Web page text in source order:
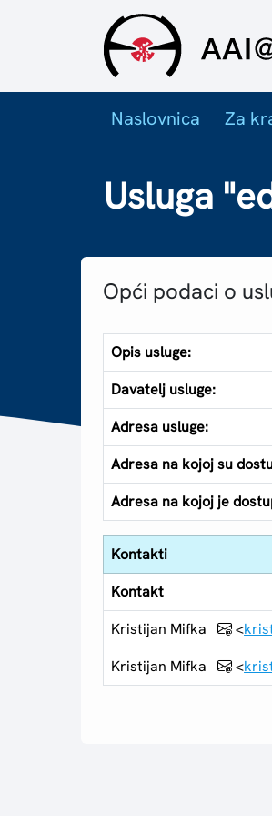
Naslovnica Za
Usluga
Opći podaci o
Opis usluge:
Davatelj usluge:
Adresa usluge:
Adresa na kojoj su
Adresa na kojoj je
Kontakti
Kontakt
Kristijan Mifka
<
Kristijan Mifka
<